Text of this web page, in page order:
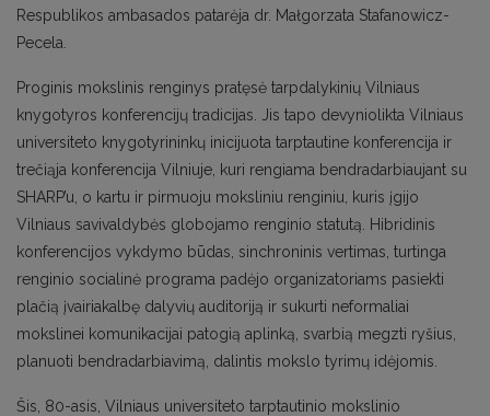
Respublikos ambasados patarėja dr. Małgorzata Stafanowicz-
Pecela.
Proginis mokslinis renginys pratęsė tarpdalykinių Vilniaus
knygotyros konferencijų tradicijas. Jis tapo devyniolikta Vilniaus
universiteto knygotyrininkų inicijuota tarptautine konferencija ir
trečiąja konferencija Vilniuje, kuri rengiama bendradarbiaujant su
SHARP’u, o kartu ir pirmuoju moksliniu renginiu, kuris įgijo
Vilniaus savivaldybės globojamo renginio statutą. Hibridinis
konferencijos vykdymo būdas, sinchroninis vertimas, turtinga
renginio socialinė programa padėjo organizatoriams pasiekti
plačią įvairiakalbę dalyvių auditoriją ir sukurti neformaliai
mokslinei komunikacijai patogią aplinką, svarbią megzti ryšius,
planuoti bendradarbiavimą, dalintis mokslo tyrimų idėjomis.
Šis, 80-asis, Vilniaus universiteto tarptautinio mokslinio